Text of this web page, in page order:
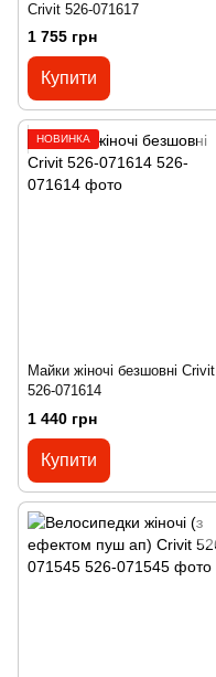
Crivit 526-071617
1 755 грн
Купити
НОВИНКА
Майки жіночі безшовні Crivit
526-071614
1 440 грн
Купити